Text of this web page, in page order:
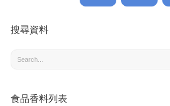
搜尋資料
食品香料列表